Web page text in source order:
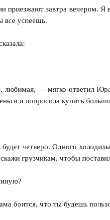
приезжают завтра вечером. Я
все успеешь.
— мягко ответил
и попросила купить
четверо. Одного
скажи грузчикам, чтобы
боится, что ты будешь